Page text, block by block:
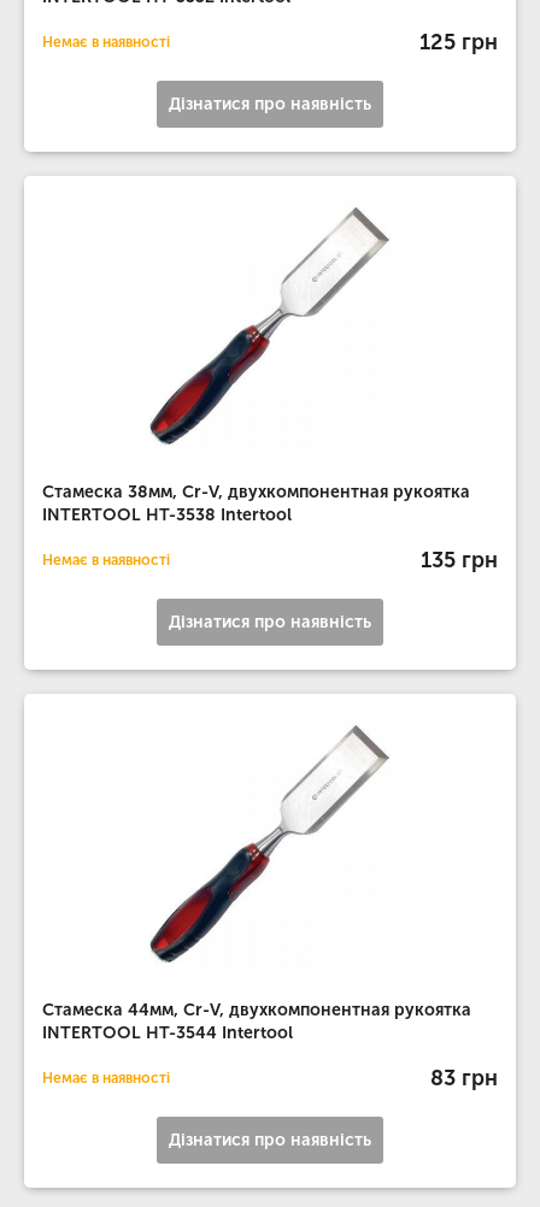
Немає в наявності 125 грн
Дізнатися про наявність
Стамеска 38мм, Cr-V, двухкомпонентная рукоятка
INTERTOOL HT-3538 Intertool
Немає в наявності 135 грн
Дізнатися про наявність
Стамеска 44мм, Cr-V, двухкомпонентная рукоятка
INTERTOOL HT-3544 Intertool
Немає в наявності 83 грн
Дізнатися про наявність